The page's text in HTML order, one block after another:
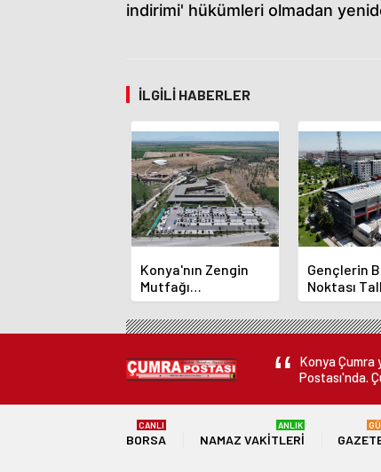
indirimi' hükümleri olmadan
İLGILI HABERLER
Konya'nın Zengin
Mutfağı
GastroFest'te
Tanıtılacak
Gençlerin
Noktası
Bayrakçı
Hızla
Konya Çumra
Postası'nda.
BORSA
CANLI
NAMAZ VAKITLERI
ANLIK